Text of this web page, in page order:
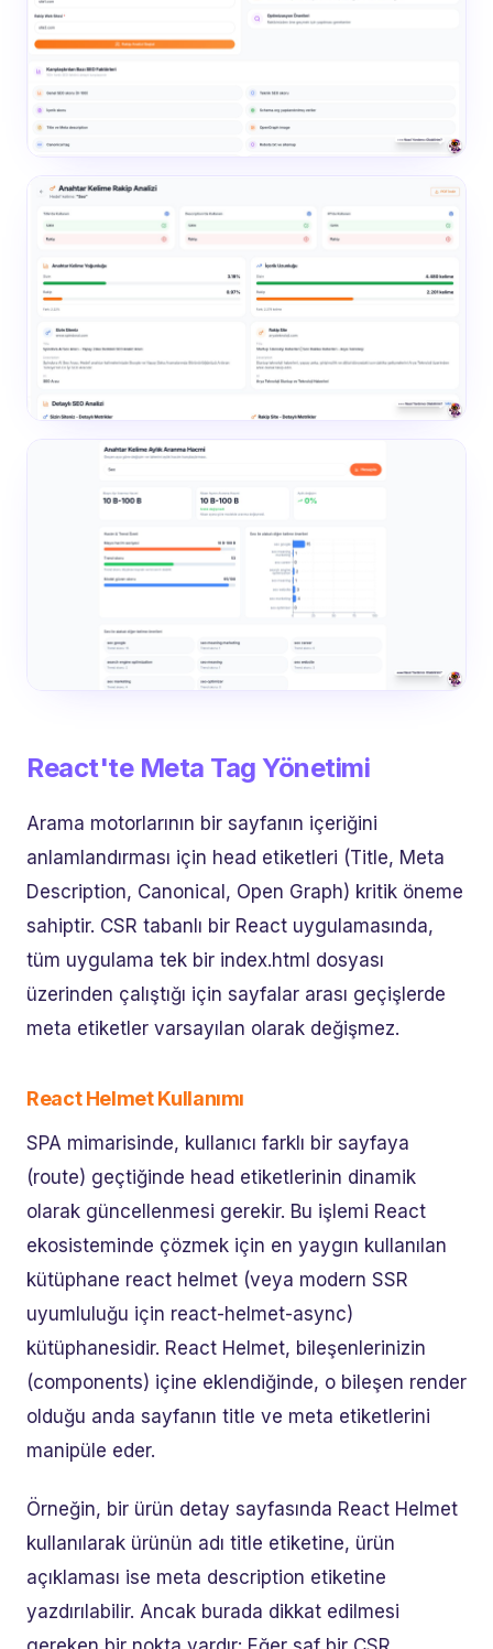
React'te Meta Tag Yönetimi
Arama motorlarının bir sayfanın içeriğini
anlamlandırması için head etiketleri (Title, Meta
Description, Canonical, Open Graph) kritik öneme
sahiptir. CSR tabanlı bir React uygulamasında,
tüm uygulama tek bir index.html dosyası
üzerinden çalıştığı için sayfalar arası geçişlerde
meta etiketler varsayılan olarak değişmez.
React Helmet Kullanımı
SPA mimarisinde, kullanıcı farklı bir sayfaya
(route) geçtiğinde head etiketlerinin dinamik
olarak güncellenmesi gerekir. Bu işlemi React
ekosisteminde çözmek için en yaygın kullanılan
kütüphane react helmet (veya modern SSR
uyumluluğu için react-helmet-async)
kütüphanesidir. React Helmet, bileşenlerinizin
(components) içine eklendiğinde, o bileşen render
olduğu anda sayfanın title ve meta etiketlerini
manipüle eder.
Örneğin, bir ürün detay sayfasında React Helmet
kullanılarak ürünün adı title etiketine, ürün
açıklaması ise meta description etiketine
yazdırılabilir. Ancak burada dikkat edilmesi